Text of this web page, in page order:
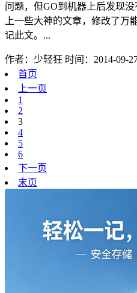
问题，但GO到机器上后发现
上一些大神的文章，修改了万
记此文。...
作者：少轻狂 时间：2014-09-
首页
上一页
1
2
3
4
5
6
下一页
末页